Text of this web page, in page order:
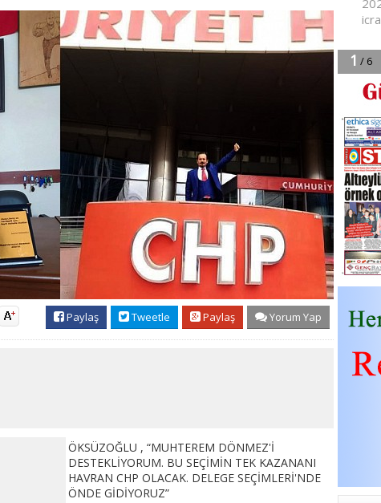
Paylaş Tweetle Paylaş Yorum Yap
ÖKSÜZOĞLU , “MUHTEREM DÖNMEZ'İ
DESTEKLİYORUM. BU SEÇİMİN TEK KAZANANI
HAVRAN CHP OLACAK. DELEGE SEÇİMLERİ'NDE
ÖNDE GİDİYORUZ”